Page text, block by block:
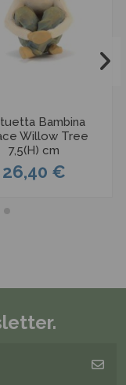
Bambina
Willow Tree
7,5(H) cm
26,40 €